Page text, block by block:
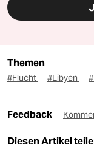
Themen
#Flucht #Libyen
Feedback
Diesen Artikel